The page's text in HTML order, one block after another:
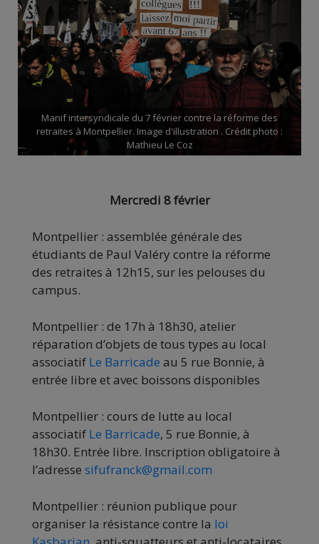
Manif intersyndicale du 7 février contre la réforme des
retraites à Montpellier. Image d'illustration . Crédit photo :
Mathieu Le Coz
Mercredi 8 février
Montpellier : assemblée générale des
étudiants de Paul Valéry contre la réforme
des retraites à 12h15, sur les pelouses du
campus.
Montpellier : de 17h à 18h30, atelier
réparation d’objets de tous types au local
associatif Le Barricade au 5 rue Bonnie, à
entrée libre et avec boissons disponibles
Montpellier : cours de lutte au local
associatif Le Barricade, 5 rue Bonnie, à
18h30. Entrée libre. Inscription obligatoire à
l’adresse sifufranck@gmail.com
Montpellier : réunion publique pour
organiser la résistance contre la loi